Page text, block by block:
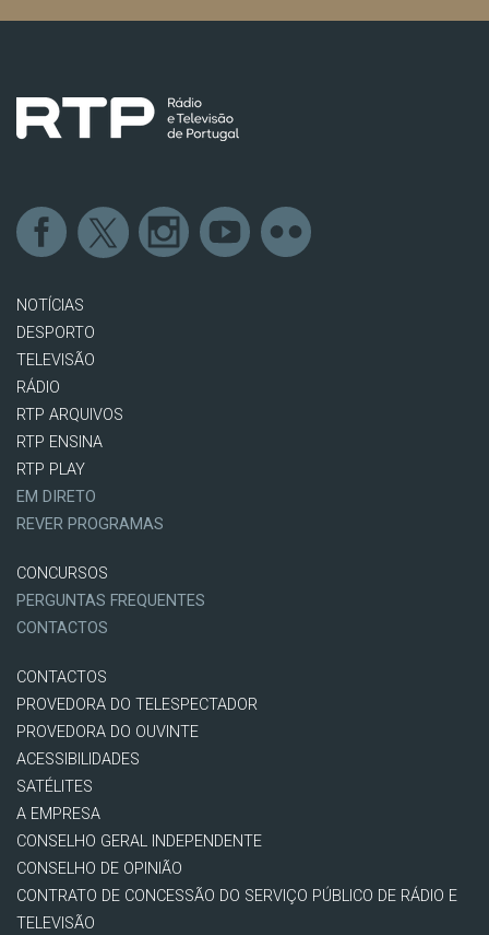
NOTÍCIAS
DESPORTO
TELEVISÃO
RÁDIO
RTP ARQUIVOS
RTP ENSINA
RTP PLAY
EM DIRETO
REVER PROGRAMAS
CONCURSOS
PERGUNTAS FREQUENTES
CONTACTOS
CONTACTOS
PROVEDORA DO TELESPECTADOR
PROVEDORA DO OUVINTE
ACESSIBILIDADES
SATÉLITES
A EMPRESA
CONSELHO GERAL INDEPENDENTE
CONSELHO DE OPINIÃO
CONTRATO DE CONCESSÃO DO SERVIÇO PÚBLICO DE RÁDIO E
TELEVISÃO